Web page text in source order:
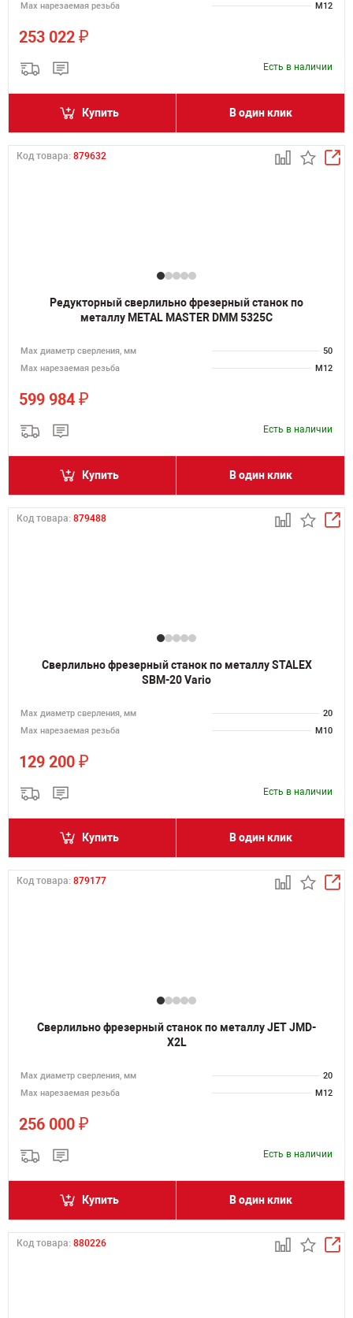
Мах нарезаемая резьба
M12
253 022 ₽
Есть в наличии
Купить В один клик
Код товара: 879632
Редукторный сверлильно фрезерный станок по
металлу METAL MASTER DMM 5325C
Мах диаметр сверления, мм
50
Мах нарезаемая резьба
M12
599 984 ₽
Есть в наличии
Купить В один клик
Код товара: 879488
Сверлильно фрезерный станок по металлу STALEX
SBM-20 Vario
Мах диаметр сверления, мм
20
Мах нарезаемая резьба
M10
129 200 ₽
Есть в наличии
Купить В один клик
Код товара: 879177
Сверлильно фрезерный станок по металлу JET JMD-
X2L
Мах диаметр сверления, мм
20
Мах нарезаемая резьба
M12
256 000 ₽
Есть в наличии
Купить В один клик
Код товара: 880226